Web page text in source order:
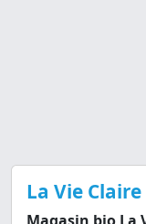
La Vie